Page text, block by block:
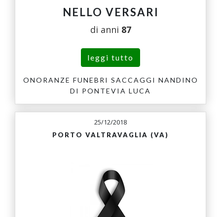
NELLO VERSARI
di anni 87
leggi tutto
ONORANZE FUNEBRI SACCAGGI NANDINO
DI PONTEVIA LUCA
25/12/2018
PORTO VALTRAVAGLIA (VA)